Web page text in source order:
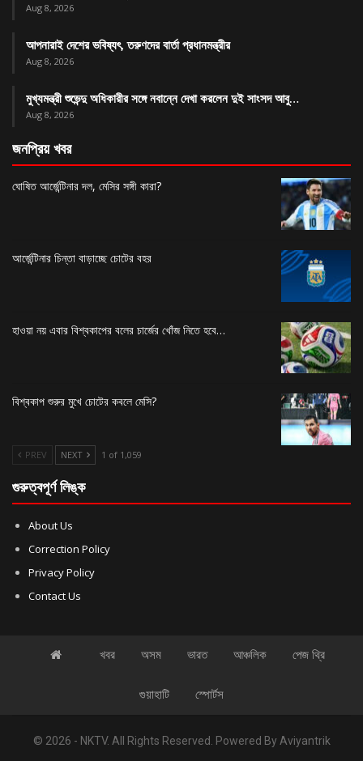
Aug 8, 2026
আপনারাই দেশের ভবিষ্যৎ, তরুণদের বার্তা প্রধানমন্ত্রীর
Aug 8, 2026
মুখ্যমন্ত্রী শুভেন্দু অধিকারীর সঙ্গে নবান্নে দেখা করলেন দুই সাংসদ আবু…
Aug 8, 2026
জনপ্রিয় খবর
ঘোষিত আর্জেন্টিনার দল, মেসির সঙ্গী কারা?
আর্জেন্টিনার চিন্তা বাড়াচ্ছে চোটের বহর
হাওয়া নয় এবার বিশ্বকাপের বলের চার্জের খোঁজ নিতে হবে…
বিশ্বকাপ শুরুর মুখে চোটের কবলে মেসি?
PREV NEXT 1 of 1,059
গুরুত্বপূর্ণ লিঙ্ক
About Us
Correction Policy
Privacy Policy
Contact Us
খবর অসম ভারত আঞ্চলিক পেজ থ্রি
গুয়াহাটি স্পোর্টস
© 2026 - NKTV. All Rights Reserved. Powered By Aviyantrik